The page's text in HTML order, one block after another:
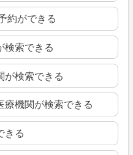
約ができる
検索できる
が検索できる
療機関が検索できる
きる